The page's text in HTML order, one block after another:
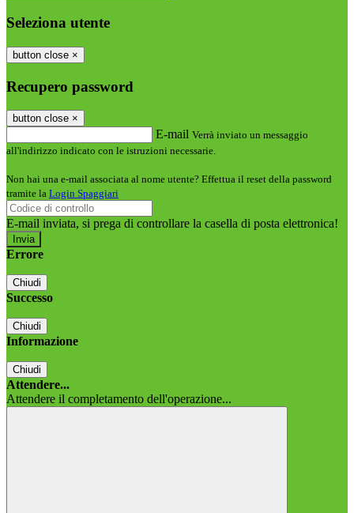
Seleziona utente
button close ×
Recupero password
button close ×
E-mail Verrà inviato un messaggio
all'indirizzo indicato con le istruzioni necessarie.
Non hai una e-mail associata al nome utente? Effettua il reset della password
tramite la Login Spaggiari
E-mail inviata, si prega di controllare la casella di posta elettronica!
Errore
Chiudi
Successo
Chiudi
Informazione
Chiudi
Attendere...
Attendere il completamento dell'operazione...